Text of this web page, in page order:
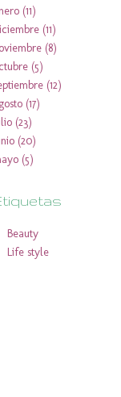
(11)
(11)
(8)
(5)
(12)
(17)
(23)
(20)
(5)
Beauty
Life style